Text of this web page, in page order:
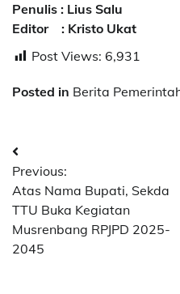
Penulis : Lius Salu
Editor : Kristo Ukat
Post Views: 6,931
Posted in Berita
Post
navigation
Previous:
Atas Nama Bupati, Sekda
TTU Buka Kegiatan
Musrenbang RPJPD 2025-
2045